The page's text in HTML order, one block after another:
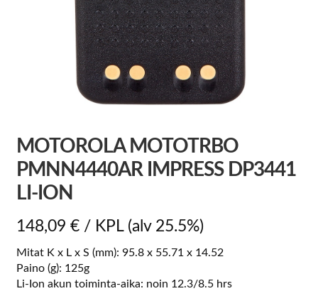
MOTOROLA MOTOTRBO
PMNN4440AR IMPRESS DP3441
LI-ION
148,09 €/ KPL (alv 25.5%)
Mitat K x L x S (mm): 95.8 x 55.71 x 14.52
Paino (g): 125g
Li-Ion akun toiminta-aika: noin 12.3/8.5 hrs